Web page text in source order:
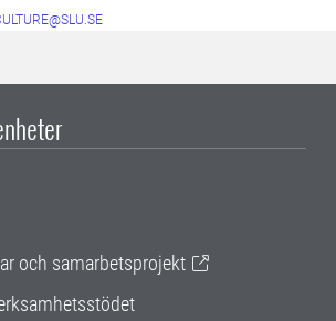
och samarbetsprojekt